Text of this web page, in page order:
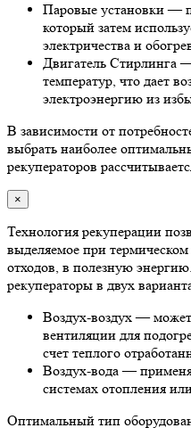
Паровые установки —
который затем
электричества и
Двигатель Стирлинга
температур, что дает
электроэнергию из
В зависимости от
выбрать наиболее
рекуператоров
×
Технология рекуперации
выделяемое при
отходов, в полезную
рекуператоры в двух
Воздух-воздух — может
вентиляции для
счет теплого
Воздух-вода —
системах отопления
Оптимальный тип